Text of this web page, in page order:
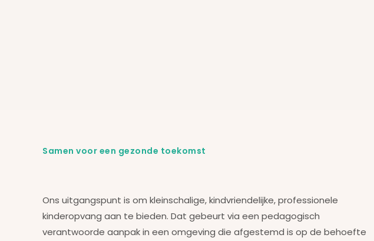
Samen voor een gezonde toekomst
Ons uitgangspunt is om kleinschalige, kindvriendelijke, professionele
kinderopvang aan te bieden. Dat gebeurt via een pedagogisch
verantwoorde aanpak in een omgeving die afgestemd is op de behoefte